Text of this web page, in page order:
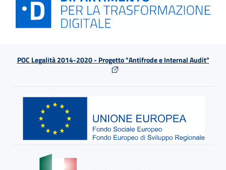
POC Legalità 2014-2020 - Progetto "Antifrode e Internal Audit"